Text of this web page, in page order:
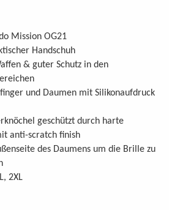
Mission OG21
Handschuh
& guter Schutz in den
und Daumen mit Silikonaufdruck
geschützt durch harte
anti-scratch finish
des Daumens um die Brille zu
2XL